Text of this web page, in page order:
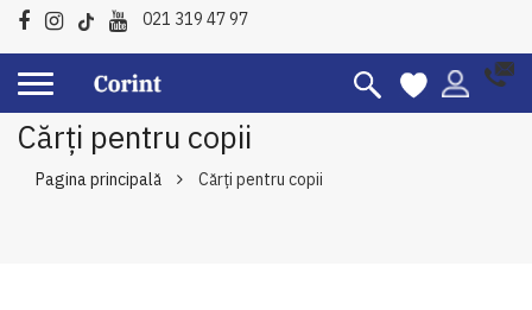
021 319 47 97
Cărți pentru copii
Pagina principală Cărți pentru copii